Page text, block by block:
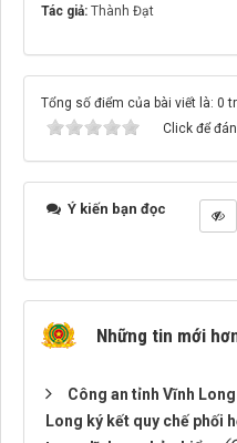
Tác giả: Thành Đạt
Tổng số điểm của bài viết là: 0
Click để
Ý kiến bạn đọc
Những tin mới
Công an tỉnh Vĩnh
Long ký kết quy chế phối